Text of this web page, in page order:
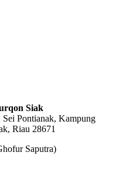
Siak
Pontianak, Kampung
Riau 28671
Saputra)